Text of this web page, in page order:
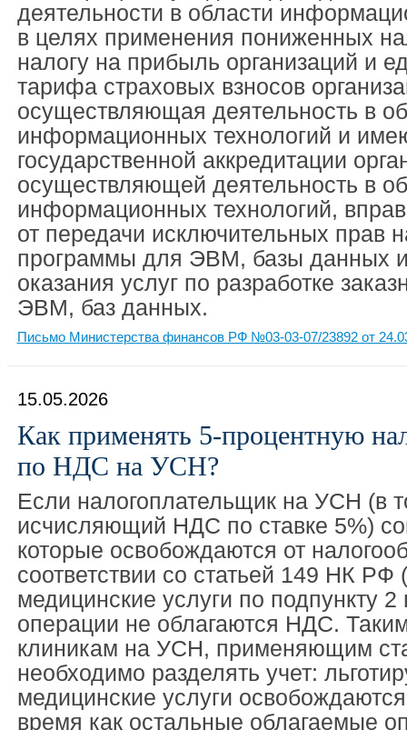
деятельности в области
в целях применения пониженных
налогу на прибыль организаций и
тарифа страховых взносов
осуществляющая деятельность в
информационных технологий и
государственной аккредитации
осуществляющей деятельность в
информационных технологий,
от передачи исключительных прав
программы для ЭВМ, базы данных
оказания услуг по разработке
ЭВМ, баз данных.
Письмо Министерства финансов РФ №03-03-07/23892 от
15.05.2026
Как применять 5-процентную
по НДС на УСН?
Если налогоплательщик на УСН (в
исчисляющий НДС по ставке 5%)
которые освобождаются от
соответствии со статьей 149 НК РФ
медицинские услуги по подпункту 2
операции не облагаются НДС.
клиникам на УСН, применяющим
необходимо разделять учет:
медицинские услуги
время как остальные облагаемые